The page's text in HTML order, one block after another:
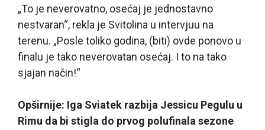
„To je neverovatno, osećaj je jednostavno
nestvaran“, rekla je Svitolina u intervjuu na
terenu. „Posle toliko godina, (biti) ovde ponovo u
finalu je tako neverovatan osećaj. I to na tako
sjajan način!“
Opširnije: Iga Sviatek razbija Jessicu Pegulu u
Rimu da bi stigla do prvog polufinala sezone